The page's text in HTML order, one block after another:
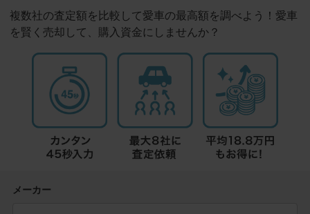
複数社の査定額を比較して愛車の最高額を調べよう！愛車
を賢く売却して、購入資金にしませんか？
メーカー